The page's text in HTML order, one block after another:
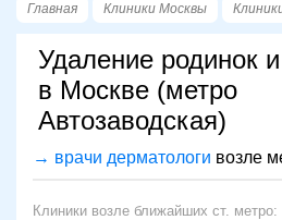
Главная Клиники Москвы
Удаление родинок
в Москве (метро
Автозаводская)
→ врачи дерматологи возле
Клиники возле ближайших ст. метро: